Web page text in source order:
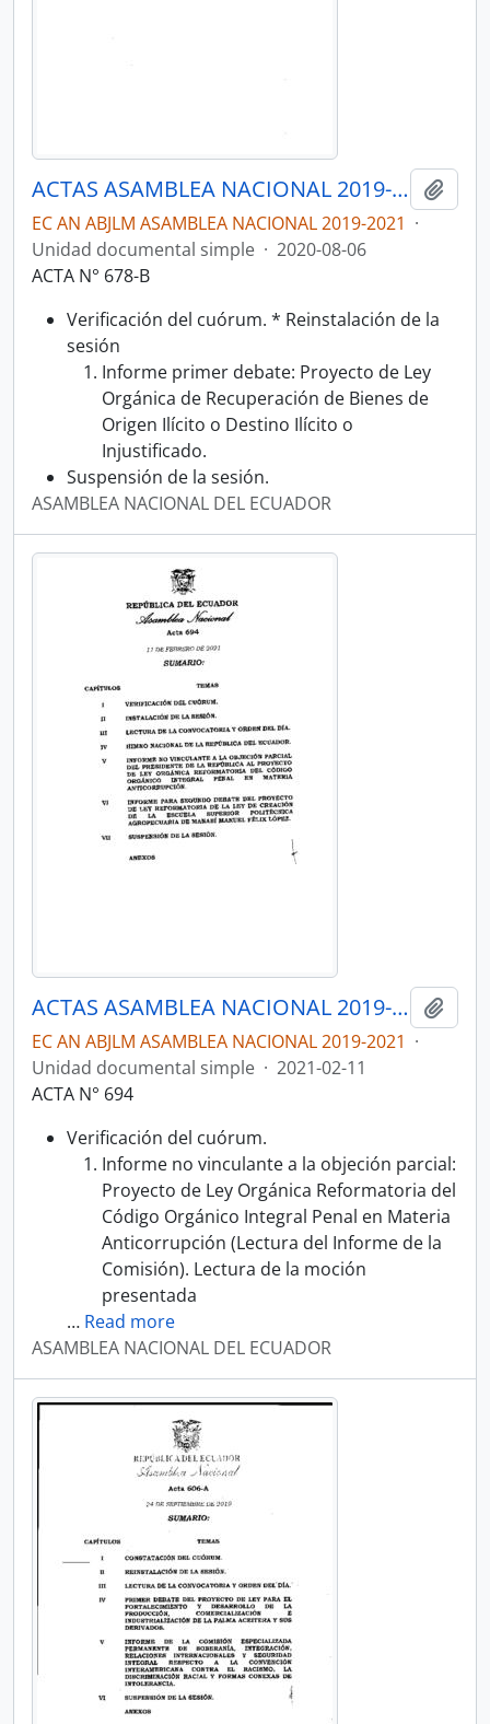
ACTAS ASAMBLEA NACIONAL 2019-2021
EC AN ABJLM ASAMBLEA NACIONAL 2019-2021 ·
Unidad documental simple · 2020-08-06
ACTA N° 678-B
Verificación del cuórum. * Reinstalación de la
sesión
Informe primer debate: Proyecto de Ley
Orgánica de Recuperación de Bienes de
Origen Ilícito o Destino Ilícito o
Injustificado.
Suspensión de la sesión.
ASAMBLEA NACIONAL DEL ECUADOR
ACTAS ASAMBLEA NACIONAL 2019-2021
EC AN ABJLM ASAMBLEA NACIONAL 2019-2021 ·
Unidad documental simple · 2021-02-11
ACTA N° 694
Verificación del cuórum.
Informe no vinculante a la objeción parcial:
Proyecto de Ley Orgánica Reformatoria del
Código Orgánico Integral Penal en Materia
Anticorrupción (Lectura del Informe de la
Comisión). Lectura de la moción
presentada
… Read more
ASAMBLEA NACIONAL DEL ECUADOR